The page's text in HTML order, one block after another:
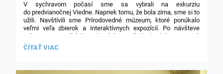
4
60
V sychravom počasí sme sa vybrali na exkurziu
do predvianočnej Viedne. Napriek tomu, že bola zima, sme si to
užili. Navštívili sme Prírodovedné múzeum, ktoré ponúkalo
veľmi veľa zbierok a interaktívnych expozícií. Po návšteve
múzea sme navštívili viedenské vianočné trhy, kde sme mali
možnosť ochutnať miestne špeciality. Bol to deň plný vianočnej
nálady a prekvapení. Ďakujeme učiteľom, že nám dali možnosť
EXKURZIA:
-
ČÍTAŤ VIAC